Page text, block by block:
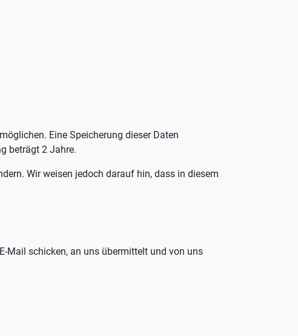
Eine Speicherung dieser Daten
beträgt 2 Jahre.
Wir weisen jedoch darauf hin, dass in diesem
Mail schicken, an uns übermittelt und von uns